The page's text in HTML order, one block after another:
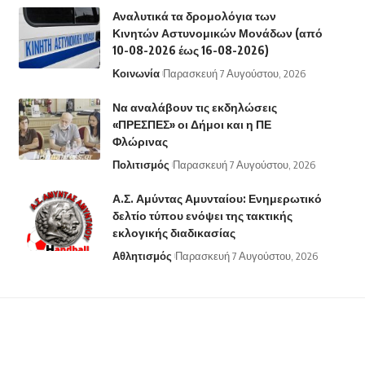
Αναλυτικά τα δρομολόγια των
Κινητών Αστυνομικών Μονάδων (από
10-08-2026 έως 16-08-2026)
Κοινωνία Παρασκευή 7 Αυγούστου, 2026
Να αναλάβουν τις εκδηλώσεις
«ΠΡΕΣΠΕΣ» οι Δήμοι και η ΠΕ
Φλώρινας
Πολιτισμός Παρασκευή 7 Αυγούστου, 2026
Α.Σ. Αμύντας Αμυνταίου: Ενημερωτικό
δελτίο τύπου ενόψει της τακτικής
εκλογικής διαδικασίας
Αθλητισμός Παρασκευή 7 Αυγούστου, 2026